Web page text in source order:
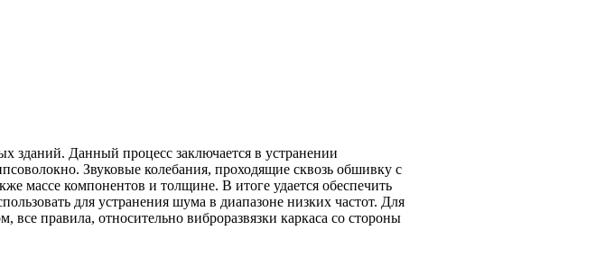
зданий. Данный процесс заключается в устранении
Звуковые колебания, проходящие сквозь обшивку с
массе компонентов и толщине. В итоге удается обеспечить
для устранения шума в диапазоне низких частот. Для
правила, относительно виброразвязки каркаса со стороны